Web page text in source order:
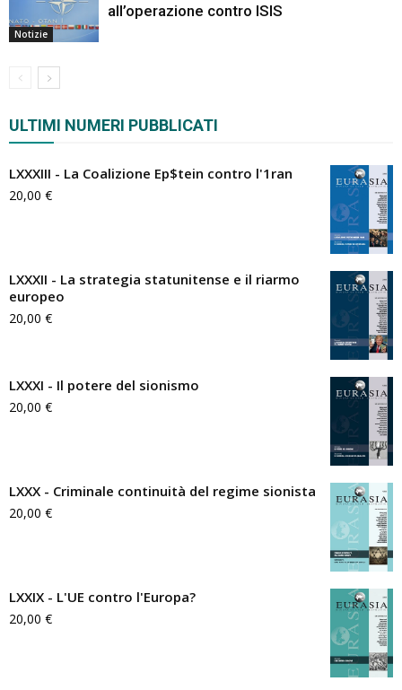
Notizie
all’operazione contro ISIS
ULTIMI NUMERI PUBBLICATI
LXXXIII - La Coalizione Ep$tein contro l'1ran
20,00 €
LXXXII - La strategia statunitense e il riarmo
europeo
20,00 €
LXXXI - Il potere del sionismo
20,00 €
LXXX - Criminale continuità del regime sionista
20,00 €
LXXIX - L'UE contro l'Europa?
20,00 €